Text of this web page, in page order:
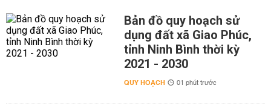
Bản đồ quy hoạch sử
dụng đất xã Giao Phúc,
tỉnh Ninh Bình thời kỳ
2021 - 2030
QUY HOẠCH 01 phút trước